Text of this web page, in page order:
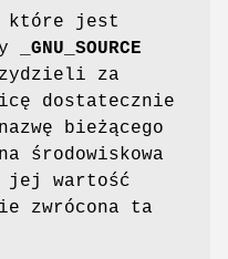
które jest
_GNU_SOURCE
za
dostatecznie
bieżącego
środowiskowa
jej wartość
zwrócona ta